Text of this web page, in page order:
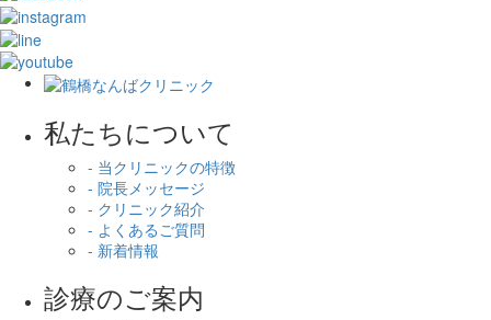
私たちについて
- 当クリニックの特徴
- 院長メッセージ
- クリニック紹介
- よくあるご質問
- 新着情報
診療のご案内